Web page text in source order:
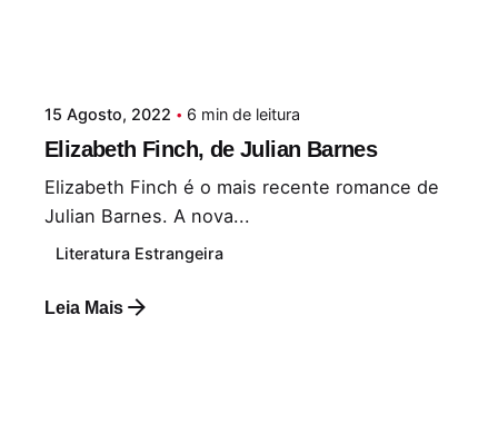
15 Agosto, 2022 6 min de leitura
Elizabeth Finch, de Julian Barnes
Elizabeth Finch é o mais recente romance de
Julian Barnes. A nova...
Literatura Estrangeira
Leia Mais